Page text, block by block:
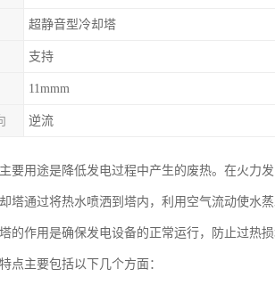
超静音型冷却塔
支持
11mmm
逆流
要用途是降低发电过程中产生的废热。在火力
塔通过将热水喷洒到塔内，利用空气流动使水
的作用是确保发电设备的正常运行，防止过热损
点主要包括以下几个方面：